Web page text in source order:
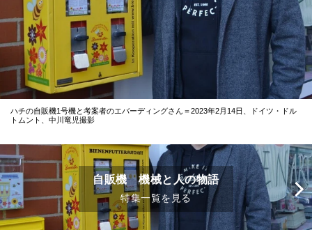
ハチの自販機1号機と考案者のエバーディングさん＝2023年2月14日、ドイツ・ドル
トムント、中川竜児撮影
自販機 機械と人の物語
特集一覧を見る